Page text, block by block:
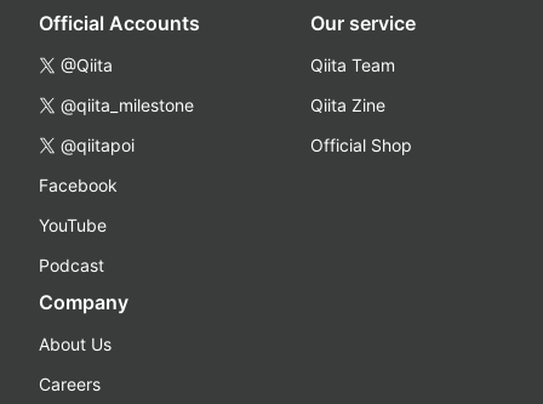
Official Accounts
@Qiita
@qiita_milestone
@qiitapoi
Facebook
YouTube
Podcast
Our service
Qiita Team
Qiita Zine
Official Shop
Company
About Us
Careers